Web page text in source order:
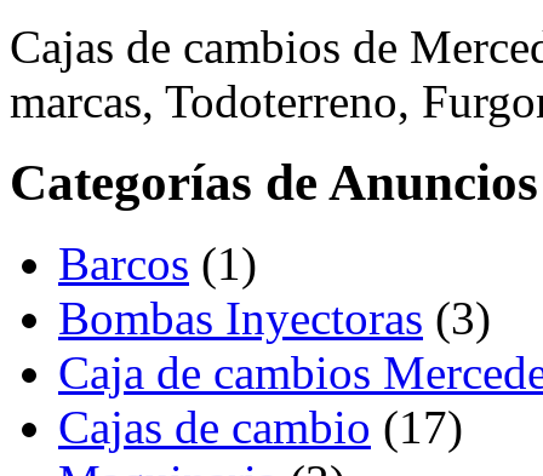
Cajas de cambios de
marcas, Todoterreno,
Categorías de Anuncios
Barcos (1)
Bombas Inyectoras (3)
Caja de cambios
Cajas de cambio (17)